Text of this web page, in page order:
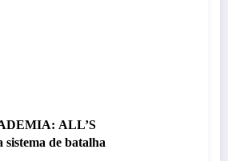
ALL’S
de batalha